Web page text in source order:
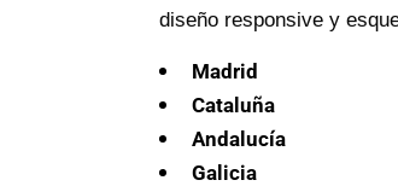
diseño responsive y
Madrid
Cataluña
Andalucía
Galicia